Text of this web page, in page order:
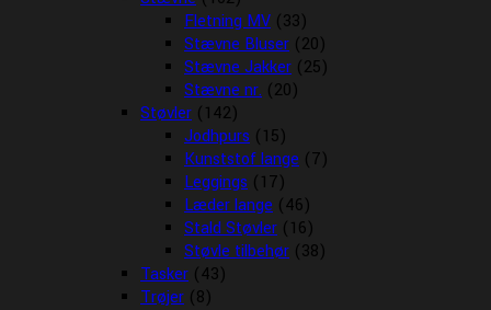
Fletning MV (33)
Stævne Bluser (20)
Stævne Jakker (25)
Stævne nr. (20)
Støvler (142)
Jodhpurs (15)
Kunststof lange (7)
Leggings (17)
Læder lange (46)
Stald Støvler (16)
Støvle tilbehør (38)
Tasker (43)
Trøjer (8)